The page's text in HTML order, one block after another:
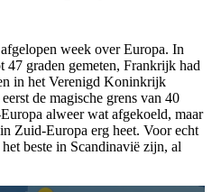
week over Europa. In
47 graden gemeten, Frankrijk had
in het Verenigd Koninkrijk
de magische grens van 40
alweer wat afgekoeld, maar
Zuid-Europa erg heet. Voor echt
beste in Scandinavië zijn, al